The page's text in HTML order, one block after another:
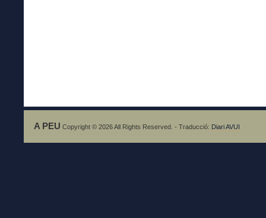
A PEU Copyright © 2026 All Rights Reserved. - Traducció: Diari AVUI